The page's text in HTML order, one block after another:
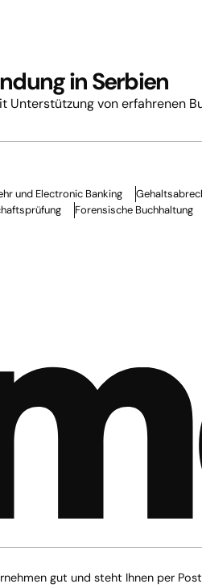
in Serbien
Unterstützung von erfahrenen
und Electronic Banking
Forensische Buchhaltung
gut und steht Ihnen per